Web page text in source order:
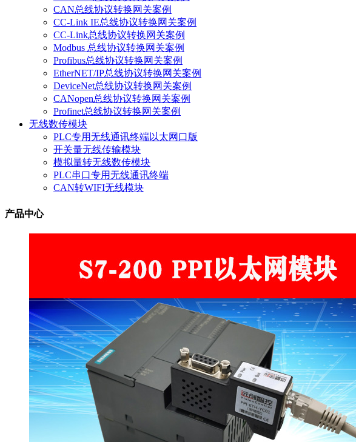
CAN总线协议转换网关案例
CC-Link IE总线协议转换网关案例
CC-Link总线协议转换网关案例
Modbus 总线协议转换网关案例
Profibus总线协议转换网关案例
EtherNET/IP总线协议转换网关案例
DeviceNet总线协议转换网关案例
CANopen总线协议转换网关案例
Profinet总线协议转换网关案例
无线数传模块
PLC专用无线通讯终端以太网口版
开关量无线传输模块
模拟量转无线数传模块
PLC串口专用无线通讯终端
CAN转WIFI无线模块
产品中心